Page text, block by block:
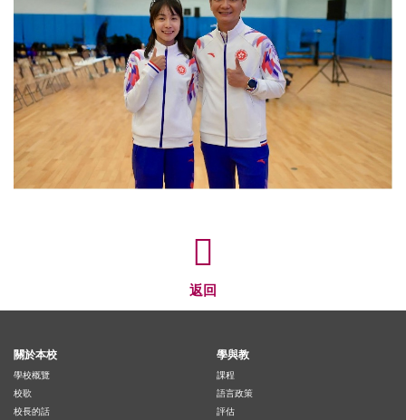
返回
關於本校
學校概覽
校歌
校長的話
學與教
課程
語言政策
評估